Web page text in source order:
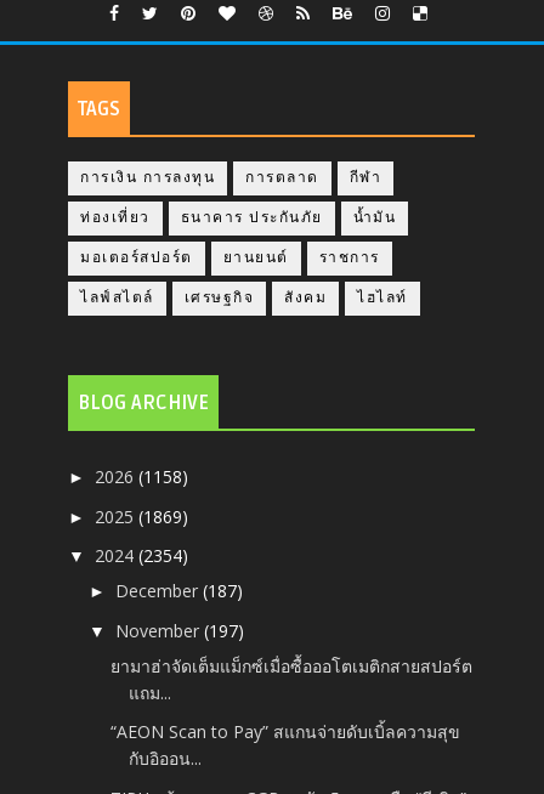
TAGS
การเงิน การลงทุน การตลาด กีฬา
ท่องเที่ยว ธนาคาร ประกันภัย น้ำมัน
มอเตอร์สปอร์ต ยานยนต์ ราชการ
ไลฟ์สไตล์ เศรษฐกิจ สังคม ไฮไลท์
BLOG ARCHIVE
► 2026(1158)
► 2025(1869)
▼ 2024(2354)
► December(187)
▼ November(197)
ยามาฮ่าจัดเต็มแม็กซ์เมื่อซื้อออโตเมติกสายสปอร์ต
แถม...
“AEON Scan to Pay” สแกนจ่ายดับเบิ้ลความสุข
กับอิออน...